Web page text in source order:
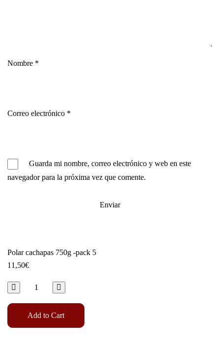
Nombre *
Correo electrónico *
Guarda mi nombre, correo electrónico y web en este
navegador para la próxima vez que comente.
Polar cachapas 750g -pack 5
11,50€
Add to Cart